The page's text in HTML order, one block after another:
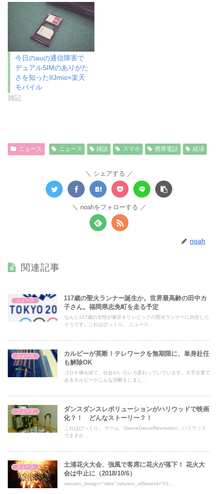
ま
す
)
い
ウ
ィ
ン
ド
ウ
で
開
き
ま
す
)
今日のauの通信障害で
デュアルSIMのありがた
さを知ったIIJmio×楽天
モバイル
雑記
ニュース ニュース 雑談 スマホ 携帯電話 経済
シェアする
noahをフォローする
noah
関連記事
ニュース
117歳の聖火ランナー誕生か。世界最高齢の田中カ
子さん。福岡県志免町を走る予定
なんと117歳の女性が東京オリンピックの聖火ランナーに内定した
そうです。これはびっくり。 ニュース...
ニュース
カルビーが英断！テレワークを無期限に、単身赴任
も解除OK
コロナ禍を経て、社会がいろいろ変わっていています。大手企業で
あるカルビーがこんな決断をしまし...
ニュース
ダンスダンスレボリューションがハリウッドで映画
化？！ どんなストーリー？！
これはびっくり。 ゲーム「DanceDanceRevolution」ハリウッド
でまさか...
ニュース
土浦花火大会、強風で客席に花火が落下！ 花火大
会は中止に（2018/10/6）
rakuten_design="slide";rakuten_affiliateId="01...